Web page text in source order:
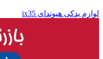
لوازم یدکی هیوندای ix35